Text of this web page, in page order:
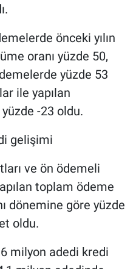
önceki yılın
oranı yüzde 50,
yüzde 53
ile yapılan
-23 oldu.
gelişimi
ve ön ödemeli
toplam ödeme
dönemine göre yüzde
oldu.
milyon adedi kredi